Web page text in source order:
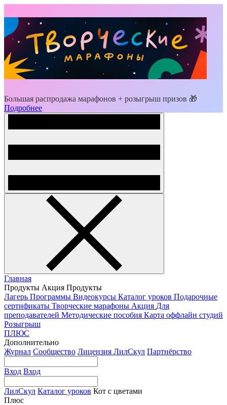
Большая распродажа марафонов + розыгрыш призов 🎁
Подробнее
Главная
Продукты Акция Продукты
Лагерь Программы Видеокурсы Каталог уроков Подарочные
сертификаты Творческие марафоны Акция Для
преподавателей Методические пособия Карта оффлайн студий
Розыгрыш
ПЛЮС
Дополнительно
Журнал Сообщество Лицензия ЛилСкул Партнёрство
Вход Вход
ЛилСкул Каталог уроков Кот с цветами
Плюс